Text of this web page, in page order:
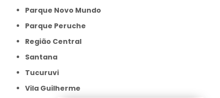
Parque Novo Mundo
Parque Peruche
Região Central
Santana
Tucuruvi
Vila Guilherme